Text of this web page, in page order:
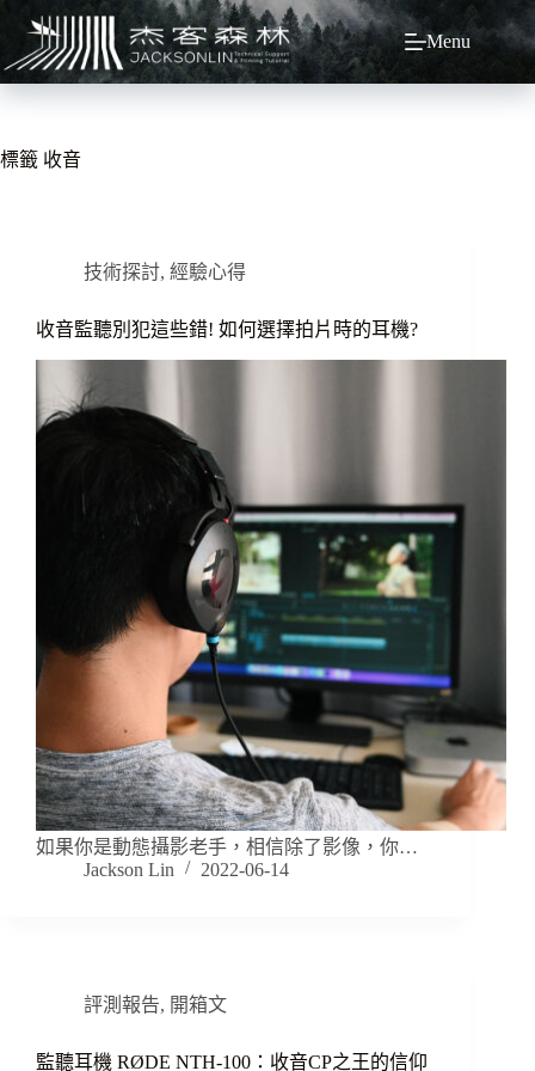
主
容
Menu
標籤 收音
技術探討, 經驗心得
收音監聽別犯這些錯! 如何選擇拍片時的耳機?
如果你是動態攝影老手，相信除了影像，你…
Jackson Lin
2022-06-14
評測報告, 開箱文
監聽耳機 RØDE NTH-100：收音CP之王的信仰